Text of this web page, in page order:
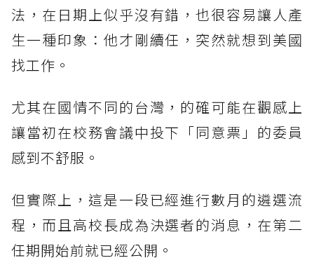
法，在日期上似乎沒有錯，也很容易讓人產
生一種印象：他才剛續任，突然就想到美國
找工作。
尤其在國情不同的台灣，的確可能在觀感上
讓當初在校務會議中投下「同意票」的委員
感到不舒服。
但實際上，這是一段已經進行數月的遴選流
程，而且高校長成為決選者的消息，在第二
任期開始前就已經公開。